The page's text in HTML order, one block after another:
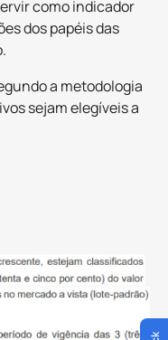
como indicador
dos papéis das
a metodologia
sejam elegíveis a